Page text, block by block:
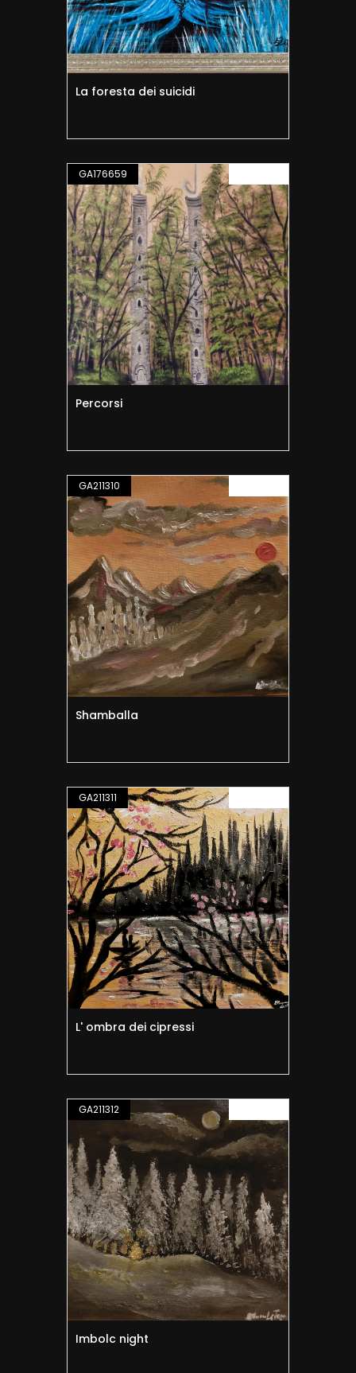
La foresta dei suicidi
GA176659
Percorsi
GA211310
Shamballa
GA211311
L' ombra dei cipressi
GA211312
Imbolc night